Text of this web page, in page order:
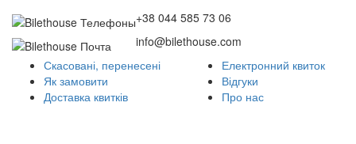
+38 044 585 73 06
info@bilethouse.com
Скасовані, перенесені
Як замовити
Доставка квитків
Електронний квиток
Відгуки
Про нас